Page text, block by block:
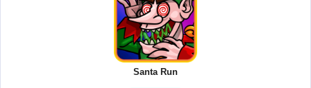
Santa Run